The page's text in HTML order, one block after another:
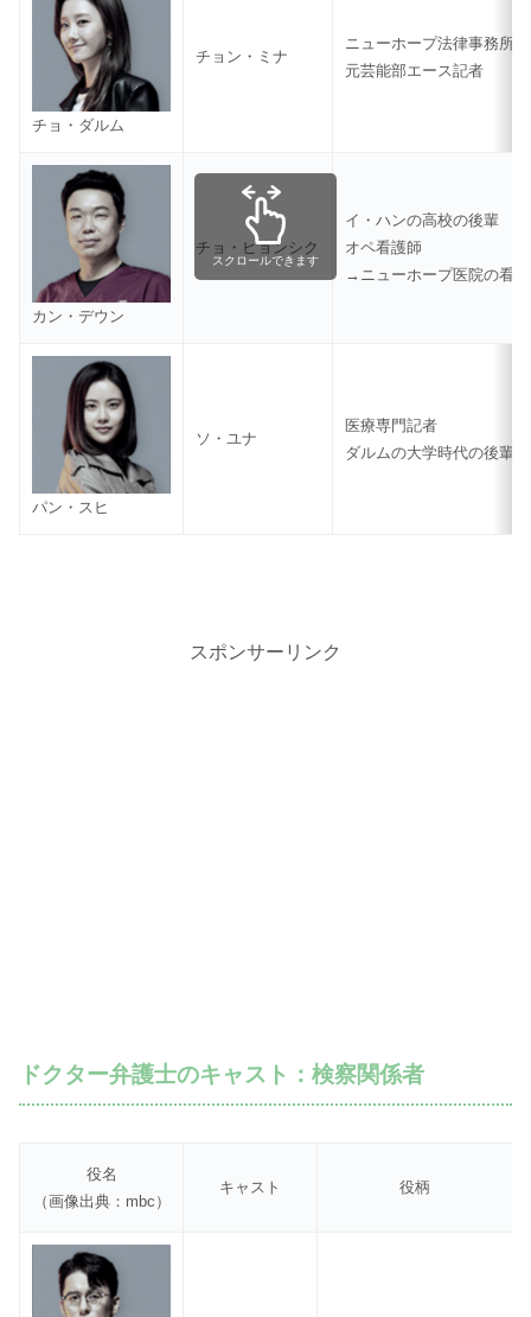
チョ・ダルム
チョン・ミナ
ニューホープ法律事務所
元芸能部エース記者
カン・デウン
チョ・ヒョンシク
イ・ハンの高校の後輩
オペ看護師
→ニューホープ医院の看
パン・スヒ
ソ・ユナ
医療専門記者
ダルムの大学時代の後輩
スクロールできます
スポンサーリンク
ドクター弁護士のキャスト：検察関係者
役名
（画像出典：mbc）
キャスト 役柄